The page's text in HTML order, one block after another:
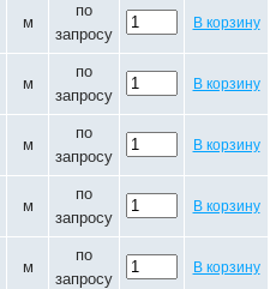
м
по
запросу
В корзину
м
по
запросу
В корзину
м
по
запросу
В корзину
м
по
запросу
В корзину
м
по
запросу
В корзину